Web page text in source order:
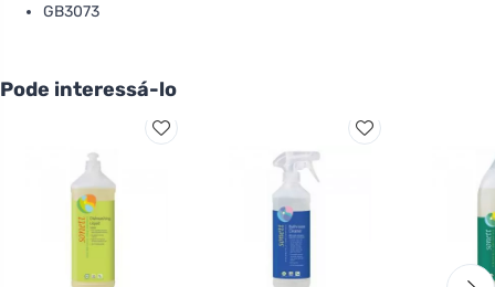
GB3073
Pode interessá-lo